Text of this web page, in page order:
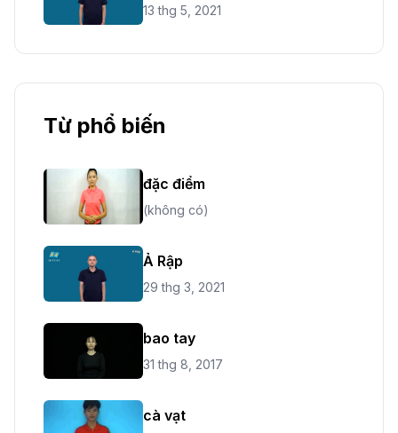
13 thg 5, 2021
Từ phổ biến
đặc điểm
(không có)
Ả Rập
29 thg 3, 2021
bao tay
31 thg 8, 2017
cà vạt